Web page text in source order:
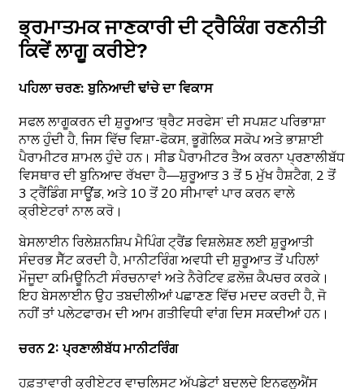
ਭ੍ਰਮਾਤਮਕ ਜਾਣਕਾਰੀ ਦੀ ਟ੍ਰੈਕਿੰਗ ਰਣਨੀਤੀ
ਕਿਵੇਂ ਲਾਗੂ ਕਰੀਏ?
ਪਹਿਲਾ ਚਰਣ: ਬੁਨਿਆਦੀ ਢਾਂਚੇ ਦਾ ਵਿਕਾਸ
ਸਫਲ ਲਾਗੂਕਰਨ ਦੀ ਸ਼ੁਰੂਆਤ ‘ਥ੍ਰੈਟ ਸਰਫੇਸ’ ਦੀ ਸਪਸ਼ਟ ਪਰਿਭਾਸ਼ਾ
ਨਾਲ ਹੁੰਦੀ ਹੈ, ਜਿਸ ਵਿੱਚ ਵਿਸ਼ਾ-ਫੋਕਸ, ਭੂਗੋਲਿਕ ਸਕੋਪ ਅਤੇ ਭਾਸ਼ਾਈ
ਪੈਰਾਮੀਟਰ ਸ਼ਾਮਲ ਹੁੰਦੇ ਹਨ। ਸੀਡ ਪੈਰਾਮੀਟਰ ਤੈਅ ਕਰਨਾ ਪ੍ਰਣਾਲੀਬੱਧ
ਵਿਸਥਾਰ ਦੀ ਬੁਨਿਆਦ ਰੱਖਦਾ ਹੈ—ਸ਼ੁਰੂਆਤ 3 ਤੋਂ 5 ਮੁੱਖ ਹੈਸ਼ਟੈਗ, 2 ਤੋਂ
3 ਟ੍ਰੈਂਡਿੰਗ ਸਾਊਂਡ, ਅਤੇ 10 ਤੋਂ 20 ਸੀਮਾਵਾਂ ਪਾਰ ਕਰਨ ਵਾਲੇ
ਕ੍ਰੀਏਟਰਾਂ ਨਾਲ ਕਰੋ।
ਬੇਸਲਾਈਨ ਰਿਲੇਸ਼ਨਸ਼ਿਪ ਮੈਪਿੰਗ ਟ੍ਰੈਂਡ ਵਿਸ਼ਲੇਸ਼ਣ ਲਈ ਸ਼ੁਰੂਆਤੀ
ਸੰਦਰਭ ਸੈੱਟ ਕਰਦੀ ਹੈ, ਮਾਨੀਟਰਿੰਗ ਅਵਧੀ ਦੀ ਸ਼ੁਰੂਆਤ ਤੋਂ ਪਹਿਲਾਂ
ਮੌਜੂਦਾ ਕਮਿਊਨਿਟੀ ਸੰਰਚਨਾਵਾਂ ਅਤੇ ਨੈਰੇਟਿਵ ਫ਼ਲੋਜ਼ ਕੈਪਚਰ ਕਰਕੇ।
ਇਹ ਬੇਸਲਾਈਨ ਉਹ ਤਬਦੀਲੀਆਂ ਪਛਾਣਣ ਵਿੱਚ ਮਦਦ ਕਰਦੀ ਹੈ, ਜੋ
ਨਹੀਂ ਤਾਂ ਪਲੇਟਫਾਰਮ ਦੀ ਆਮ ਗਤੀਵਿਧੀ ਵਾਂਗ ਦਿਸ ਸਕਦੀਆਂ ਹਨ।
ਚਰਨ 2: ਪ੍ਰਣਾਲੀਬੱਧ ਮਾਨੀਟਰਿੰਗ
ਹਫ਼ਤਾਵਾਰੀ ਕ੍ਰੀਏਟਰ ਵਾਚਲਿਸਟ ਅੱਪਡੇਟਾਂ ਬਦਲਦੇ ਇਨਫਲੂਐਂਸ